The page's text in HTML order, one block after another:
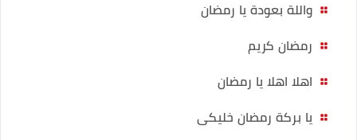
واللة بعودة يا رمضان
رمضان كريم
اهلا اهلا يا رمضان
يا بركة رمضان خليكى